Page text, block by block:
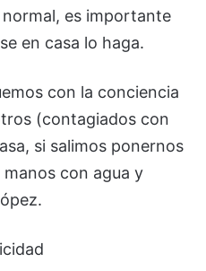
es importante
en casa lo haga.
con la conciencia
(contagiados con
si salimos ponernos
manos con agua y